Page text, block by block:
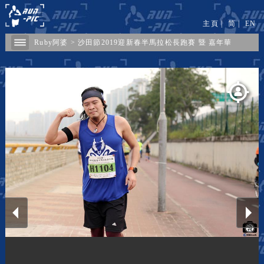
Ruby阿婆 > 沙田節2019迎新春半馬拉松長跑賽 暨 嘉年華
主頁 | 简| EN